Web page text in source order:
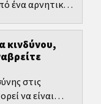
ένα αρνητικό
κινδύνου,
στις
να είναι